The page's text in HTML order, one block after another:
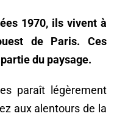
1970, ils vivent à
de Paris. Ces
du paysage.
paraît légèrement
aux alentours de la